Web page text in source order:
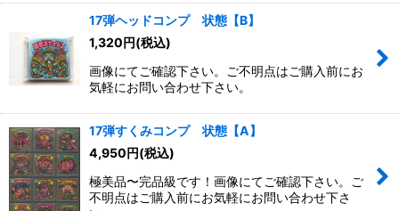
17弾ヘッドコンプ 状態【B】
1,320 円(税込)
画像にてご確認下さい。ご不明点はご購入前にお
気軽にお問い合わせ下さい。
17弾すくみコンプ 状態【A】
4,950 円(税込)
極美品〜完品級です！画像にてご確認下さい。ご
不明点はご購入前にお気軽にお問い合わせ下さ